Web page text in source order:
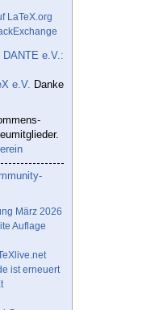
LaTeX.org
DANTE e.V.:
e.V. Danke
März 2026
Auflage
ist erneuert